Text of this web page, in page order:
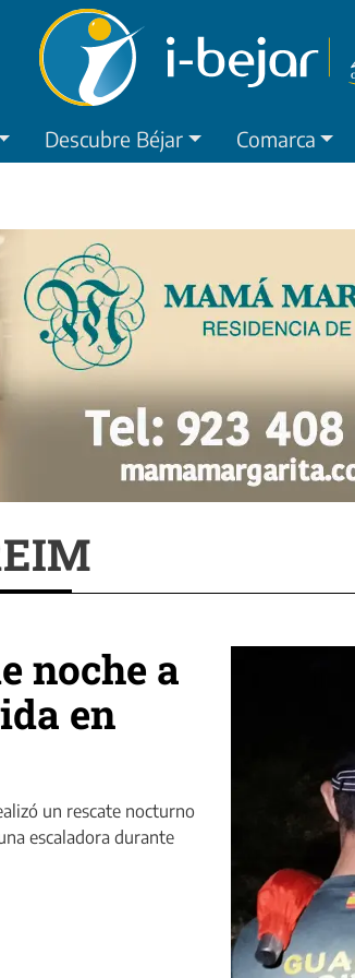
Descubre Béjar Comarca
noche a
en
un rescate nocturno
escaladora durante